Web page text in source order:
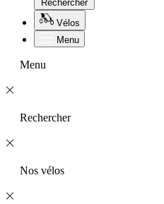
Rechercher
Vélos
Menu
Menu
Rechercher
Nos vélos